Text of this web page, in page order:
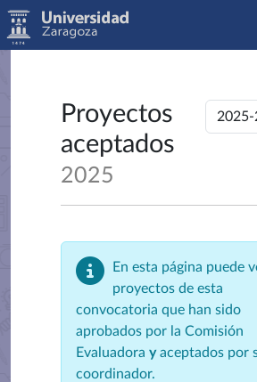
Proyectos
aceptados
2025
En esta página puede
proyectos de esta
convocatoria que han sido
aprobados por la Comisión
Evaluadora yaceptados por
coordinador.